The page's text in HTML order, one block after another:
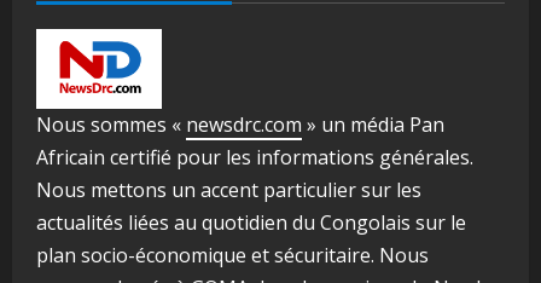
Nous sommes « newsdrc.com » un média Pan
Africain certifié pour les informations générales.
Nous mettons un accent particulier sur les
actualités liées au quotidien du Congolais sur le
plan socio-économique et sécuritaire. Nous